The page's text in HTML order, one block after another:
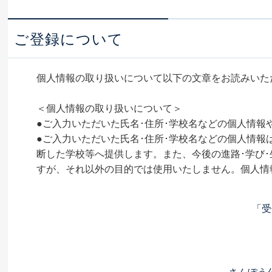
ご登録について
個人情報の取り扱いについて以下の文章をお読みい
＜個人情報の取り扱いについて＞
●ご入力いただいた氏名･住所･学校名などの個人情
●ご入力いただいた氏名･住所･学校名などの個人情
断した学校等へ提供します。また、今後の進路･学び
すが、それ以外の目的では使用いたしません。個人
「